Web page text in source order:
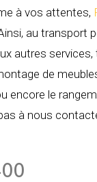
à vos attentes,
au transport
autres services,
de
encore le
à nous